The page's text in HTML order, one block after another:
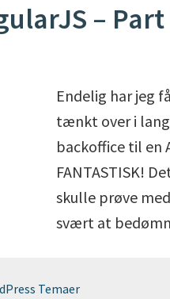
– Part
Endelig har jeg
tænkt over i lang
backoffice til en
FANTASTISK!
skulle prøve
svært at
Temaer